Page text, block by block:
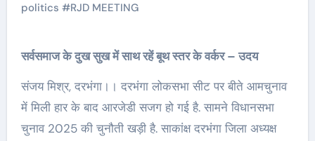
politics #RJD MEETING
सर्वसमाज के दुख सुख में साथ रहें बूथ स्तर के वर्कर – उदय
संजय मिश्र, दरभंगा।। दरभंगा लोकसभा सीट पर बीते आमचुनाव
में मिली हार के बाद आरजेडी सजग हो गई है. सामने विधानसभा
चुनाव 2025 की चुनौती खड़ी है. साकांक्ष दरभंगा जिला अध्यक्ष